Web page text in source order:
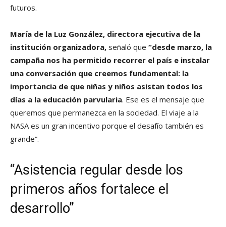
futuros.
María de la Luz González, directora ejecutiva de la
institución organizadora, señaló que “desde marzo, la
campaña nos ha permitido recorrer el país e instalar
una conversación que creemos fundamental: la
importancia de que niñas y niños asistan todos los
días a la educación parvularia. Ese es el mensaje que
queremos que permanezca en la sociedad. El viaje a la
NASA es un gran incentivo porque el desafío también es
grande”.
“Asistencia regular desde los
primeros años fortalece el
desarrollo”